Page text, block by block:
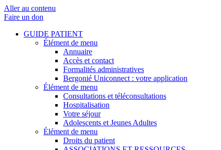
Aller au contenu
Faire un don
GUIDE PATIENT
Élément de menu
Annuaire
Accès et contact
Formalités administratives
Bergonié Uniconnect : votre application
Élément de menu
Consultations et téléconsultations
Hospitalisation
Votre séjour
Adolescents et Jeunes Adultes
Élément de menu
Droits du patient